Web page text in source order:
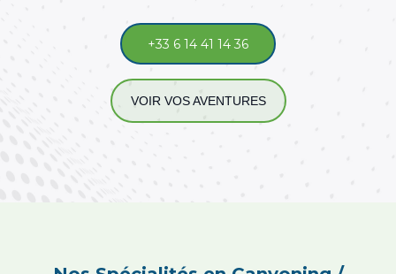
+33 6 14 41 14 36
VOIR VOS AVENTURES